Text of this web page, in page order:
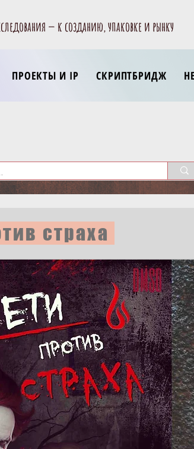
— к созданию, упаковке и рынку
ПРОЕКТЫ И IP СКРИПТБРИДЖ
страха